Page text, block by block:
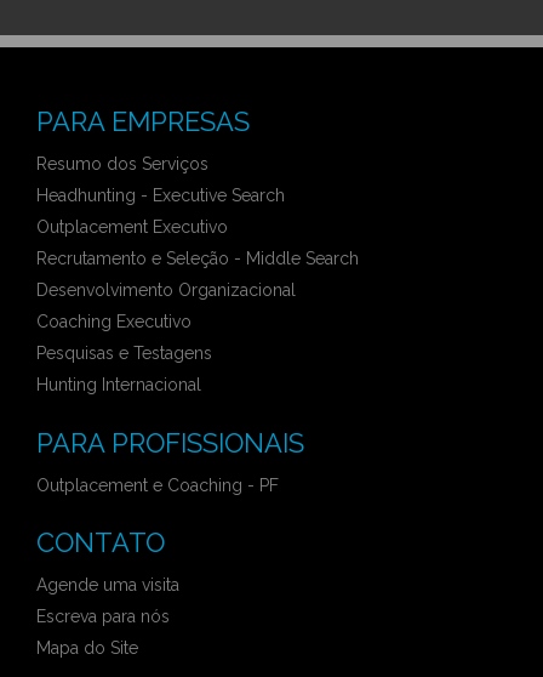
PARA EMPRESAS
Resumo dos Serviços
Headhunting - Executive Search
Outplacement Executivo
Recrutamento e Seleção - Middle Search
Desenvolvimento Organizacional
Coaching Executivo
Pesquisas e Testagens
Hunting Internacional
PARA PROFISSIONAIS
Outplacement e Coaching - PF
CONTATO
Agende uma visita
Escreva para nós
Mapa do Site